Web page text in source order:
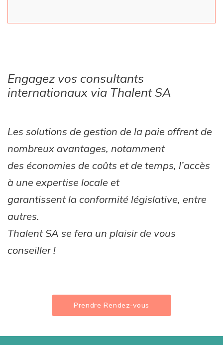
Engagez vos consultants
internationaux via Thalent SA
Les solutions de gestion de la paie offrent de
nombreux avantages, notamment
des économies de coûts et de temps, l’accès
à une expertise locale et
garantissent la conformité législative, entre
autres.
Thalent SA se fera un plaisir de vous
conseiller !
Prendre Rendez-vous